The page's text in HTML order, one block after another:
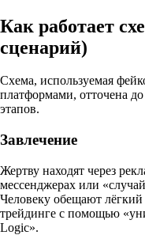
Как работает
сценарий)
Схема, используемая
платформами, отточена
этапов.
Завлечение
Жертву находят через
мессенджерах или
Человеку обещают
трейдинге с помощью
Logic».